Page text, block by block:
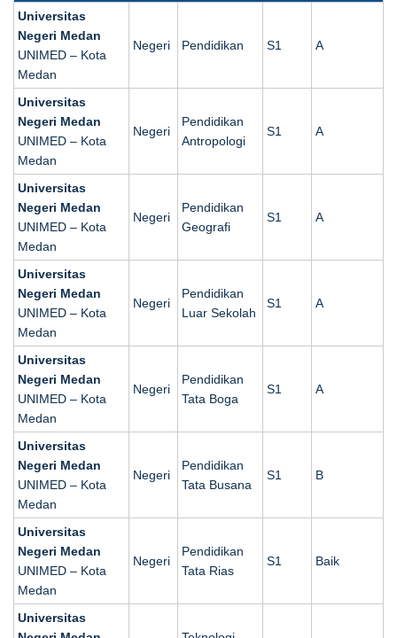
Universitas
Negeri Medan
UNIMED – Kota
Medan
Negeri Pendidikan S1 A
Universitas
Negeri Medan
UNIMED – Kota
Medan
Negeri
Pendidikan
Antropologi
S1 A
Universitas
Negeri Medan
UNIMED – Kota
Medan
Negeri
Pendidikan
Geografi
S1 A
Universitas
Negeri Medan
UNIMED – Kota
Medan
Negeri
Pendidikan
Luar Sekolah
S1 A
Universitas
Negeri Medan
UNIMED – Kota
Medan
Negeri
Pendidikan
Tata Boga
S1 A
Universitas
Negeri Medan
UNIMED – Kota
Medan
Negeri
Pendidikan
Tata Busana
S1 B
Universitas
Negeri Medan
UNIMED – Kota
Medan
Negeri
Pendidikan
Tata Rias
S1 Baik
Universitas